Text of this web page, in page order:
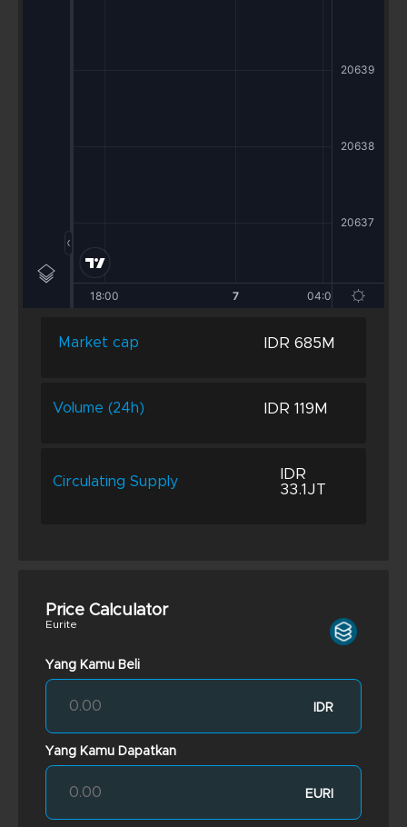
Market cap IDR 685M
Volume (24h) IDR 119M
Circulating Supply
IDR
33.1JT
Price Calculator
Eurite
Yang Kamu Beli
IDR
Yang Kamu Dapatkan
EURI